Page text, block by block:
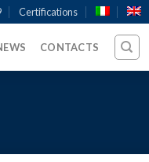
Certifications
CONTACTS